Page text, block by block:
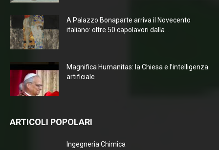
A Palazzo Bonaparte arriva il Novecento
italiano: oltre 50 capolavori dalla...
Magnifica Humanitas: la Chiesa e l’intelligenza
artificiale
ARTICOLI POPOLARI
Ingegneria Chimica